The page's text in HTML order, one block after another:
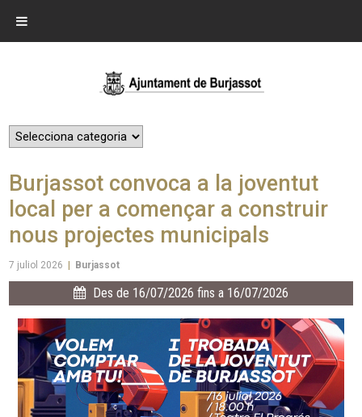
Burjassot convoca a la joventut
local per a començar a construir
nous projectes municipals
7 juliol 2026 Burjassot
Des de 16/07/2026 fins a 16/07/2026